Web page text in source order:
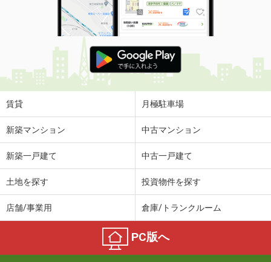
土地面積 151.36m²
広島県広島市佐伯区三宅３丁目
価 格
2,798万円
住 所
広島県広島市佐伯区三宅３丁目
建物面積
111.98m²
広島県広島市安佐南区高取北１
2,698万円
住 所
広島県広島市安佐南区山本新町３
賃貸 月極駐車場
新築マンション 中古マンション
新築一戸建て 中古一戸建て
土地を探す 投資物件を探す
店舗/事業用 倉庫/トランクルーム
PC版へ